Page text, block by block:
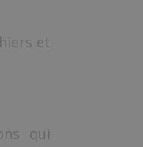
et
qui